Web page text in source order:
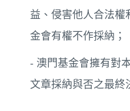
益、侵害他人合法權
金會有權不作採納；
- 澳門基金會擁有對
文章採納與否之最終